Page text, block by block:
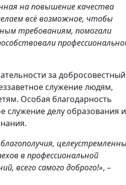
на повышение качества
всё возможное, чтобы
требованиям, помогали
за добросовестный
служение людям,
Особая благодарность
служение делу образования и
в профессиональной
всего самого доброго!», –